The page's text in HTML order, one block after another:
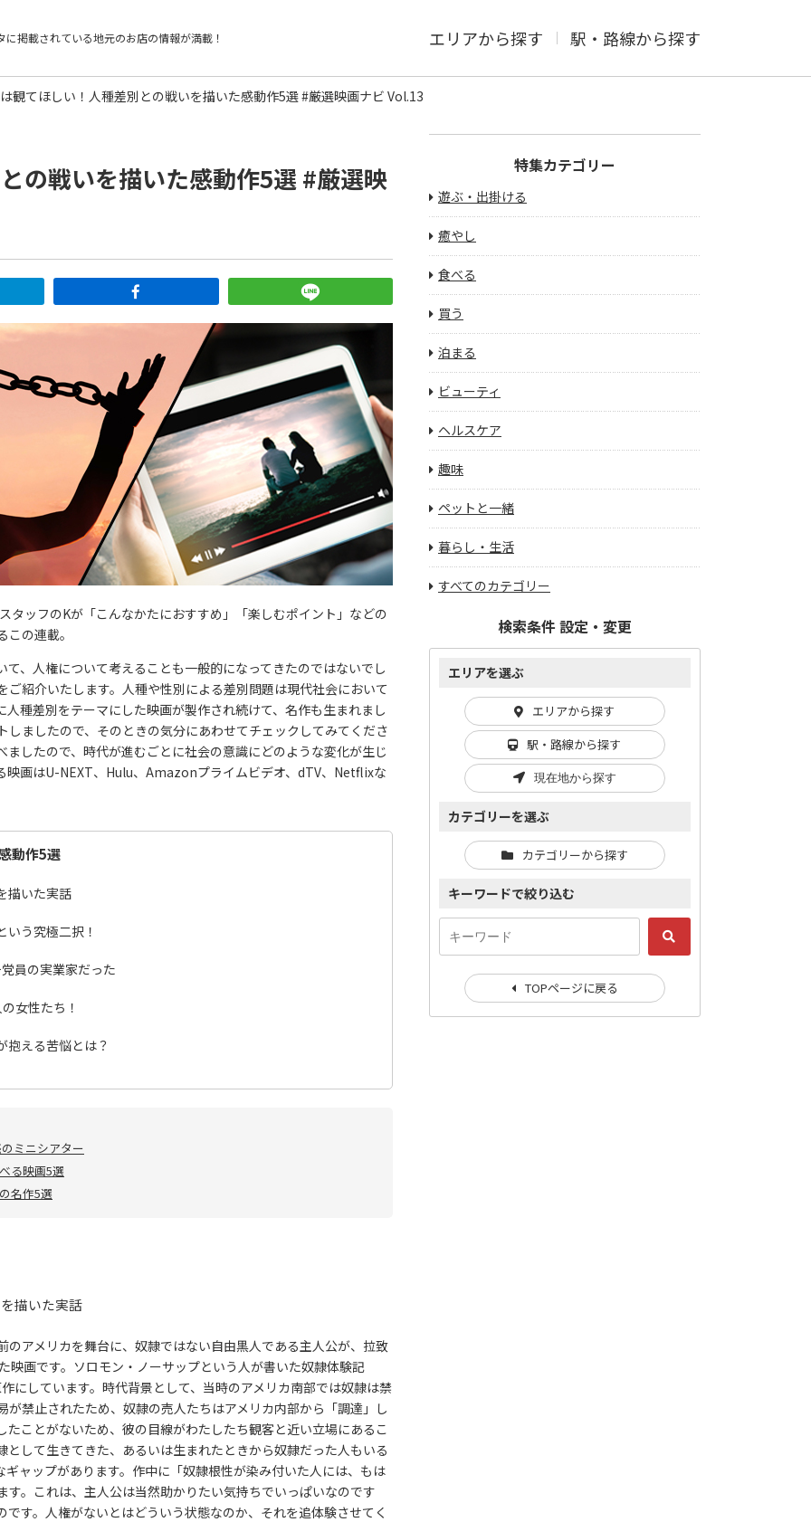
に掲載されている地元のお店の情報が満載！ エリアから探す 駅・路線から探す
観てほしい！人種差別との戦いを描いた感動作5選 #厳選映画ナビ Vol.13
の戦いを描いた感動作5選 #厳選映
タッフのKが「こんなかたにおすすめ」「楽しむポイント」などの
の連載。
、人権について考えることも一般的になってきたのではないでし
紹介いたします。人種や性別による差別問題は現代社会において
種差別をテーマにした映画が製作され続けて、名作も生まれまし
ましたので、そのときの気分にあわせてチェックしてみてくださ
したので、時代が進むごとに社会の意識にどのような変化が生じ
映画はU-NEXT、Hulu、Amazonプライムビデオ、dTV、Netflixな
動作5選
描いた実話
う究極二択！
員の実業家だった
女性たち！
抱える苦悩とは？
ミニシアター
る映画5選
名作5選
描いた実話
アメリカを舞台に、奴隷ではない自由黒人である主人公が、拉致
画です。ソロモン・ノーサップという人が書いた奴隷体験記
にしています。時代背景として、当時のアメリカ南部では奴隷は禁
禁止されたため、奴隷の売人たちはアメリカ内部から「調達」し
ことがないため、彼の目線がわたしたち観客と近い立場にあるこ
して生きてきた、あるいは生まれたときから奴隷だった人もいる
ャップがあります。作中に「奴隷根性が染み付いた人には、もは
。これは、主人公は当然助かりたい気持ちでいっぱいなのです
す。人権がないとはどういう状態なのか、それを追体験させてく
特集カテゴリー
遊ぶ・出掛ける
癒やし
食べる
買う
泊まる
ビューティ
ヘルスケア
趣味
ペットと一緒
暮らし・生活
すべてのカテゴリー
検索条件 設定・変更
エリアを選ぶ
エリアから探す
駅・路線から探す
現在地から探す
カテゴリーを選ぶ
カテゴリーから探す
キーワードで絞り込む
TOPページに戻る